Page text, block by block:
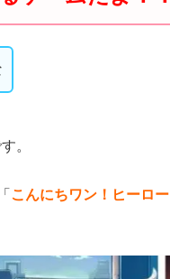
。
こんにちワン！ヒーロー